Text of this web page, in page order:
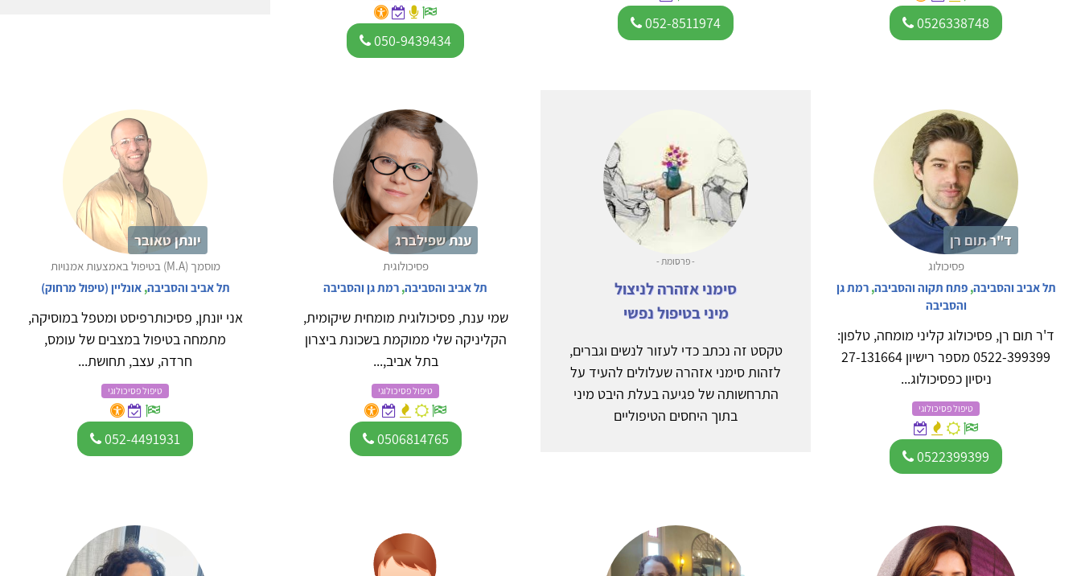
0526338748
052-8511974
050-9439434
ד"ר תום רן
פסיכולוג
תל אביב והסביבה,פתח תקוה והסביבה,רמת גן
והסביבה
ד'ר תום רן, פסיכולוג קליני מומחה, טלפון:
0522-399399 מספר רישיון 27-131664
ניסיון כפסיכולוג...
טיפול פסיכולוגי
0522399399
- פרסומת -
סימני אזהרה לניצול
מיני בטיפול נפשי
טקסט זה נכתב כדי לעזור לנשים וגברים,
לזהות סימני אזהרה שעלולים להעיד על
התרחשותה של פגיעה בעלת היבט מיני
בתוך היחסים הטיפוליים
ענת שפילברג
פסיכולוגית
תל אביב והסביבה, רמת גן והסביבה
שמי ענת, פסיכולוגית מומחית שיקומית,
הקליניקה שלי ממוקמת בשכונת ביצרון
בתל אביב,...
טיפול פסיכולוגי
0506814765
יונתן טאובר
מוסמך (M.A) בטיפול באמצעות אמנויות
תל אביב והסביבה,אונליין (טיפול מרחוק)
אני יונתן, פסיכותרפיסט ומטפל במוסיקה,
מתמחה בטיפול במצבים של עומס,
חרדה, עצב, תחושת...
טיפול פסיכולוגי
052-4491931